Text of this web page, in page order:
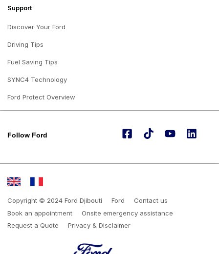
Support
Discover Your Ford
Driving Tips
Fuel Saving Tips
SYNC4 Technology
Ford Protect Overview
Follow Ford
Copyright © 2024 Ford Djibouti Ford
Contact us
Book an appointment
Onsite emergency assistance
Request a Quote
Privacy & Disclaimer